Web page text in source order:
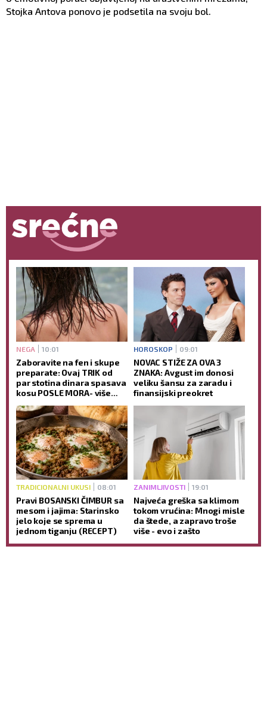
Stojka Antova ponovo je podsetila na svoju bol.
NEGA 10:01
Zaboravite na fen i skupe
preparate: Ovaj TRIK od
par stotina dinara spasava
kosu POSLE MORA- više
HOROSKOP 09:01
NOVAC STIŽE ZA OVA 3
ZNAKA: Avgust im donosi
veliku šansu za zaradu i
finansijski preokret
TRADICIONALNI UKUSI 08:01
Pravi BOSANSKI ČIMBUR sa
mesom i jajima: Starinsko
jelo koje se sprema u
jednom tiganju (RECEPT)
ZANIMLJIVOSTI 19:01
Najveća greška sa klimom
tokom vrućina: Mnogi misle
da štede, a zapravo troše
više - evo i zašto